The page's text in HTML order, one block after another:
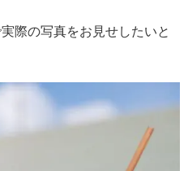
際の写真をお見せしたいと